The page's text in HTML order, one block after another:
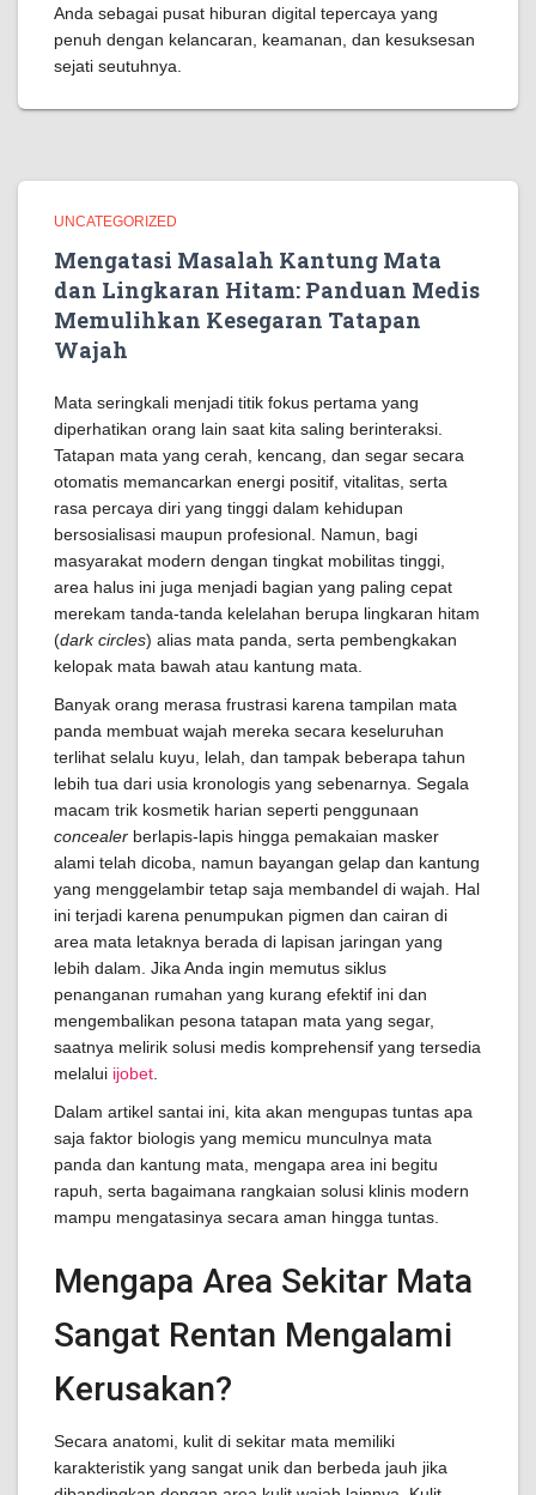
Anda sebagai pusat hiburan digital tepercaya yang
penuh dengan kelancaran, keamanan, dan kesuksesan
sejati seutuhnya.
UNCATEGORIZED
Mengatasi Masalah Kantung Mata
dan Lingkaran Hitam: Panduan Medis
Memulihkan Kesegaran Tatapan
Wajah
Mata seringkali menjadi titik fokus pertama yang
diperhatikan orang lain saat kita saling berinteraksi.
Tatapan mata yang cerah, kencang, dan segar secara
otomatis memancarkan energi positif, vitalitas, serta
rasa percaya diri yang tinggi dalam kehidupan
bersosialisasi maupun profesional. Namun, bagi
masyarakat modern dengan tingkat mobilitas tinggi,
area halus ini juga menjadi bagian yang paling cepat
merekam tanda-tanda kelelahan berupa lingkaran hitam
(dark circles) alias mata panda, serta pembengkakan
kelopak mata bawah atau kantung mata.
Banyak orang merasa frustrasi karena tampilan mata
panda membuat wajah mereka secara keseluruhan
terlihat selalu kuyu, lelah, dan tampak beberapa tahun
lebih tua dari usia kronologis yang sebenarnya. Segala
macam trik kosmetik harian seperti penggunaan
concealer berlapis-lapis hingga pemakaian masker
alami telah dicoba, namun bayangan gelap dan kantung
yang menggelambir tetap saja membandel di wajah. Hal
ini terjadi karena penumpukan pigmen dan cairan di
area mata letaknya berada di lapisan jaringan yang
lebih dalam. Jika Anda ingin memutus siklus
penanganan rumahan yang kurang efektif ini dan
mengembalikan pesona tatapan mata yang segar,
saatnya melirik solusi medis komprehensif yang tersedia
melalui ijobet
Dalam artikel santai ini, kita akan mengupas tuntas apa
saja faktor biologis yang memicu munculnya mata
panda dan kantung mata, mengapa area ini begitu
rapuh, serta bagaimana rangkaian solusi klinis modern
mampu mengatasinya secara aman hingga tuntas.
Mengapa Area Sekitar Mata
Sangat Rentan Mengalami
Kerusakan?
Secara anatomi, kulit di sekitar mata memiliki
karakteristik yang sangat unik dan berbeda jauh jika